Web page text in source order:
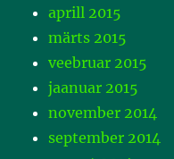
aprill 2015
märts 2015
veebruar 2015
jaanuar 2015
november 2014
september 2014